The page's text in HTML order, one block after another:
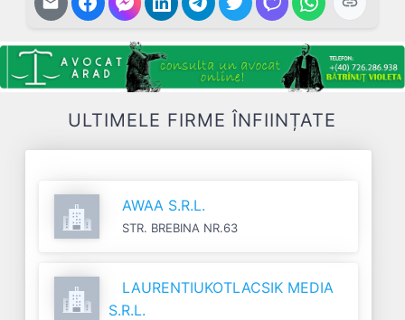
ULTIMELE FIRME ÎNFIINȚATE
AWAA S.R.L.
STR. BREBINA NR.63
LAURENTIUKOTLACSIK MEDIA
S.R.L.